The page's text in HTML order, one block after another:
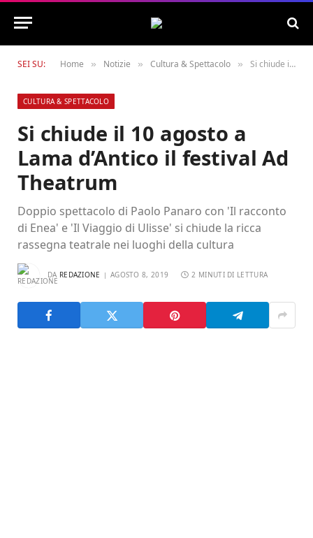
SEI SU: Home » Notizie » Cultura & Spettacolo » Si chiude il 10 agosto a Lama d’Antico il festival Ad Theatrum
CULTURA & SPETTACOLO
Si chiude il 10 agosto a
Lama d’Antico il festival Ad
Theatrum
Doppio spettacolo di Paolo Panaro con 'Il racconto
di Enea' e 'Il Viaggio di Ulisse' si chiude la ricca
rassegna teatrale nei luoghi della cultura
DA REDAZIONE AGOSTO 8, 2019 2 MINUTI DI LETTURA